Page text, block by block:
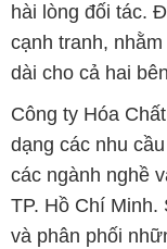
hài lòng đối tác.
cạnh tranh,
dài cho cả hai
Công ty Hóa
dạng các nhu
các ngành nghề
TP. Hồ Chí Minh.
và phân phối